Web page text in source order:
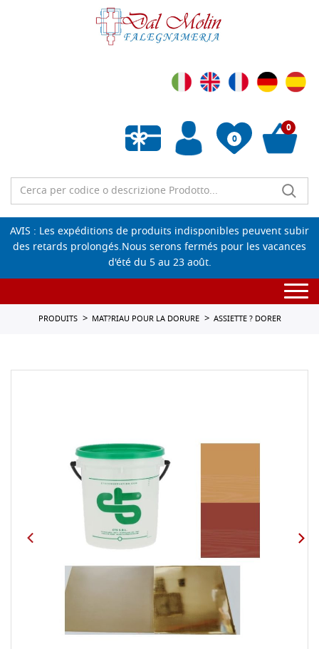
0
Liste de souhaits vide
0
AVIS : Les expéditions de produits indisponibles peuvent subir
des retards prolongés.Nous serons fermés pour les vacances
d'été du 5 au 23 août.
PRODUITS MAT?RIAU POUR LA DORURE ASSIETTE ? DORER